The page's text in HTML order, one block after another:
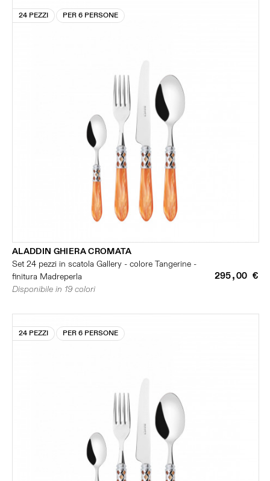
24 PEZZI PER 6 PERSONE
ALADDIN GHIERA CROMATA
Set 24 pezzi in scatola Gallery - colore Tangerine -
finitura Madreperla
295,00 €
Disponibile in 19 colori
24 PEZZI PER 6 PERSONE